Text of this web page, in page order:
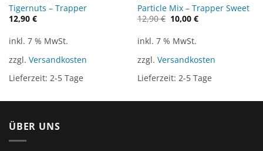
Tigernuts – Trapper
12,90 €
inkl. 7 % MwSt.
zzgl. Versandkosten
Lieferzeit: 2-5 Tage
Particle Mix – Trapper Sweet
12,90€ Ursprünglicher
Preis
12,90 €
10,00 €Aktueller
Preis
inkl. 7 % MwSt.
zzgl. Versandkosten
Lieferzeit: 2-5 Tage
ÜBER UNS